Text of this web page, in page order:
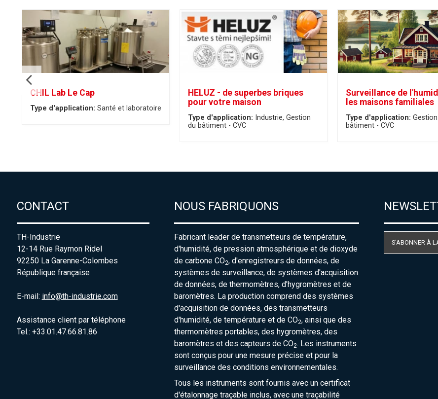
CHIL Lab Le Cap
Type d'application: Santé et laboratoire
HELUZ - de superbes briques
pour votre maison
Type d'application: Industrie Gestion
du bâtiment - CVC
Surveillance de
les maisons familiales
Type d'application:
bâtiment - CVC
CONTACT
TH-Industrie
12-14 Rue Raymon Ridel
92250 La Garenne-Colombes
République française
E-mail: info@th-industrie.com
Assistance client par téléphone
Tel.: +33.01.47.66.81.86
NOUS FABRIQUONS
Fabricant leader de transmetteurs de température,
d'humidité, de pression atmosphérique et de dioxyde
de carbone CO2, d'enregistreurs de données, de
systèmes de surveillance, de systèmes d'acquisition
de données, de thermomètres, d'hygromètres et de
baromètres. La production comprend des systèmes
d'acquisition de données, des transmetteurs
d'humidité, de température et de CO2, ainsi que des
thermomètres portables, des hygromètres, des
baromètres et des capteurs de CO2. Les instruments
sont conçus pour une mesure précise et pour la
surveillance des conditions environnementales.
Tous les instruments sont fournis avec un certificat
d'étalonnage traçable inclus, avec une traçabilité
S'ABONNER À